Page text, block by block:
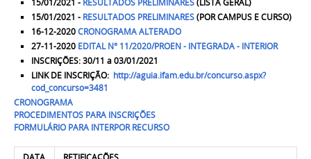
15/01/2021 - RESULTADOS PRELIMINARES(POR CAMPUS E CURSO)
16-12-2020CRONOGRAMA ALTERADO
27-11-2020 EDITAL N° 11/2020/PROEN - INTEGRADA - INTERIOR
INSCRIÇÕES:30/11 a 03/01/2021
LINK DE INSCRIÇÃO: http://aguia.ifam.edu.br/concurso.aspx?
cod_concurso=3481
CRONOGRAMA
PROCEDIMENTOS PARA INSCRIÇÕES
FORMULÁRIO PARA INTERPOR RECURSO